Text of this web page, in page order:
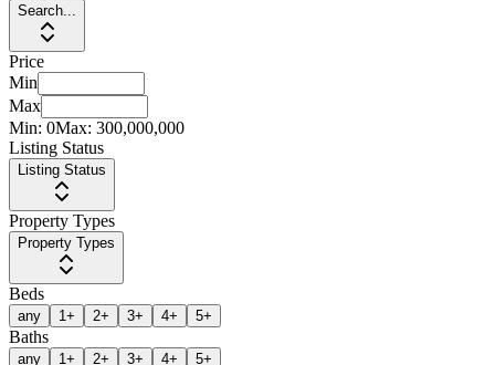
Search...
Price
Min
Max
Min: 0Max: 300,000,000
Listing Status
Listing Status
Property Types
Property Types
Beds
any 1+ 2+ 3+ 4+ 5+
Baths
any 1+ 2+ 3+ 4+ 5+